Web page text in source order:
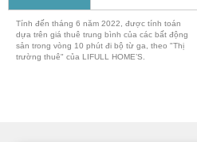
Tính đến tháng 6 năm 2022, được tính toán
dựa trên giá thuê trung bình của các bất động
sản trong vòng 10 phút đi bộ từ ga, theo "Thị
trường thuê" của LIFULL HOME’S.